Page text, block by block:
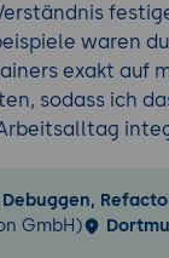
waren
exakt auf
sodass ich
GmbH)